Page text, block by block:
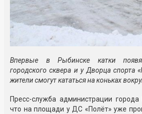
Впервые в Рыбинске катки
городского сквера и у Дворца спорта
жители смогут кататься на коньках
Пресс-служба администрации
что на площади у ДС «Полёт» уже